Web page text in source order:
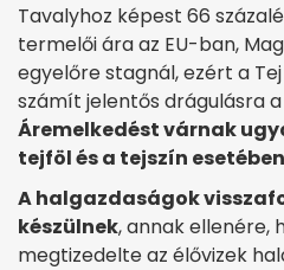
Tavalyhoz képest 66
termelői ára az EU-ban,
egyelőre stagnál, ezért a
számít jelentős drágulásra
Áremelkedést várnak
tejföl és a tejszín
A halgazdaságok
készülnek, annak ellenére,
megtizedelte az élővizek